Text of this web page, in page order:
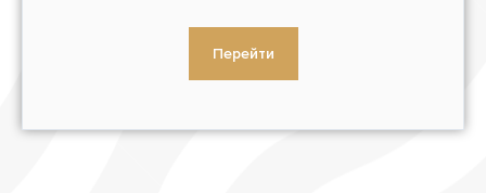
Перейти